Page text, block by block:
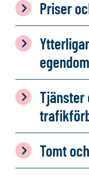
Priser
Tjänster
Tomt